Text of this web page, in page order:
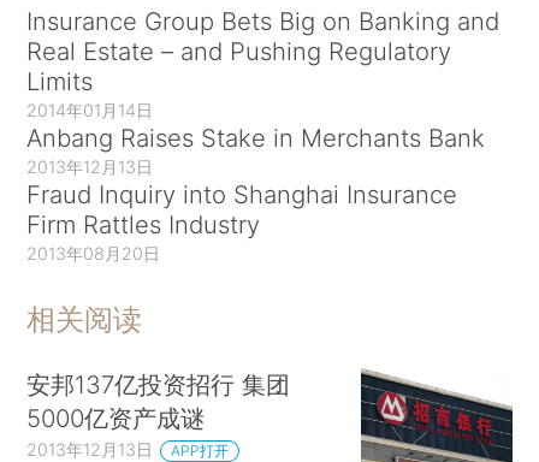
Insurance Group Bets Big on Banking and
Real Estate – and Pushing Regulatory
Limits
2014年01月14日
Anbang Raises Stake in Merchants Bank
2013年12月13日
Fraud Inquiry into Shanghai Insurance
Firm Rattles Industry
2013年08月20日
相关阅读
安邦137亿投资招行 集团
5000亿资产成谜
2013年12月13日 APP打开